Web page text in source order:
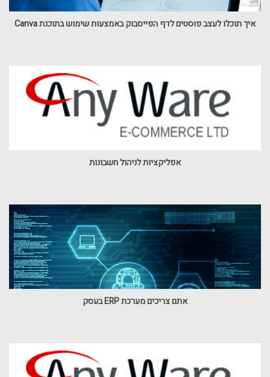
איך תוכלו לעצב פוסטים לדף הפייסבוק באמצעות שימוש בתוכנת Canva
אפליקציות לניהול חשבונות
אתם צריכים מערכת ERP בעסק